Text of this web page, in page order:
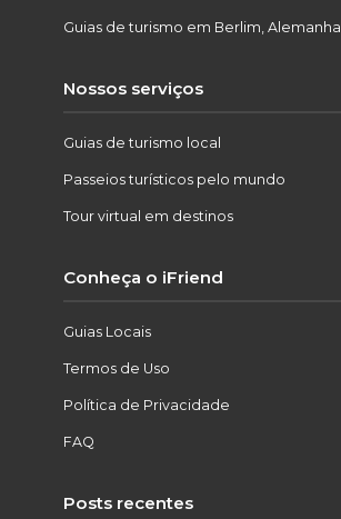
Guias de turismo em Berlim, Alemanha
Nossos serviços
Guias de turismo local
Passeios turísticos pelo mundo
Tour virtual em destinos
Conheça o iFriend
Guias Locais
Termos de Uso
Política de Privacidade
FAQ
Posts recentes